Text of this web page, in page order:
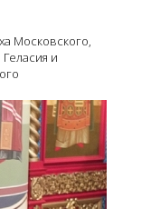
Московского,
и